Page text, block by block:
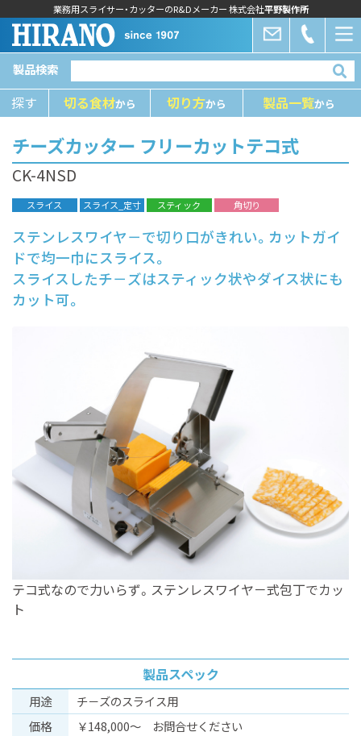
製品検索
探す 切る⾷材から 切り⽅から 製品⼀覧から
業務用スライサー・カッターのR&Dメーカー 株式会社平野製作所
チーズカッター フリーカットテコ式
CK-4NSD
スライス スライス_定寸 スティック 角切り
ステンレスワイヤ－で切り口がきれい。カットガイ
ドで均一巾にスライス。
スライスしたチ－ズはスティック状やダイス状にも
カット可。
テコ式なので力いらず。ステンレスワイヤ－式包丁でカッ
ト
製品スペック
⽤途
チ－ズのスライス用
価格
￥148,000～ お問合せください